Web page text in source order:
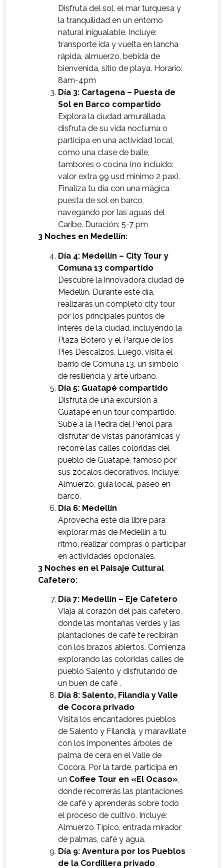
Disfruta del sol, el mar turquesa y
la tranquilidad en un entorno
natural inigualable. Incluye:
transporte ida y vuelta en lancha
rápida, almuerzo, bebida de
bienvenida, sitio de playa. Horario:
8am-4pm
Día 3: Cartagena – Puesta de
Sol en Barco compartido
Explora la ciudad amurallada,
disfruta de su vida nocturna o
participa en una actividad local,
como una clase de baile,
tambores o cocina (no incluido:
valor extra 99 usd minimo 2 pax).
Finaliza tu día con una mágica
puesta de sol en barco,
navegando por las aguas del
Caribe. Duración: 5-7 pm
3 Noches en Medellín:
Día 4: Medellín – City Tour y
Comuna 13 compartido
Descubre la innovadora ciudad de
Medellín. Durante este día,
realizarás un completo city tour
por los principales puntos de
interés de la ciudad, incluyendo la
Plaza Botero y el Parque de los
Pies Descalzos. Luego, visita el
barrio de Comuna 13, un símbolo
de resiliencia y arte urbano.
Día 5: Guatapé compartido
Disfruta de una excursión a
Guatapé en un tour compartido.
Sube a la Piedra del Peñol para
disfrutar de vistas panorámicas y
recorre las calles coloridas del
pueblo de Guatapé, famoso por
sus zócalos decorativos. Incluye:
Almuerzo, guia local, paseo en
barco.
Día 6: Medellín
Aprovecha este día libre para
explorar más de Medellín a tu
ritmo, realizar compras o participar
en actividades opcionales.
3 Noches en el Paisaje Cultural
Cafetero:
Día 7: Medellín – Eje Cafetero
Viaja al corazón del país cafetero,
donde las montañas verdes y las
plantaciones de café te recibirán
con los brazos abiertos. Comienza
explorando las coloridas calles de
pueblo Salento y disfrutando de
un buen de café .
Día 8: Salento, Filandia y Valle
de Cocora privado
Visita los encantadores pueblos
de Salento y Filandia, y maravíllate
con los imponentes árboles de
palma de cera en el Valle de
Cocora. Por la tarde, participa en
un Coffee Tour en «El Ocaso»,
donde recorrerás las plantaciones
de café y aprenderás sobre todo
el proceso de cultivo. Incluye:
Almuerzo Típico, entrada mirador
de palmas, café y agua.
Día 9: Aventura por los Pueblos
de la Cordillera privado